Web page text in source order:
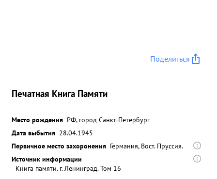
Поделиться
Печатная Книга Памяти
Место рождения РФ, город Санкт-Петербург
Дата выбытия 28.04.1945
Первичное место захоронения Германия, Вост. Пруссия.
Источник информации
Книга памяти. г. Ленинград. Том 16